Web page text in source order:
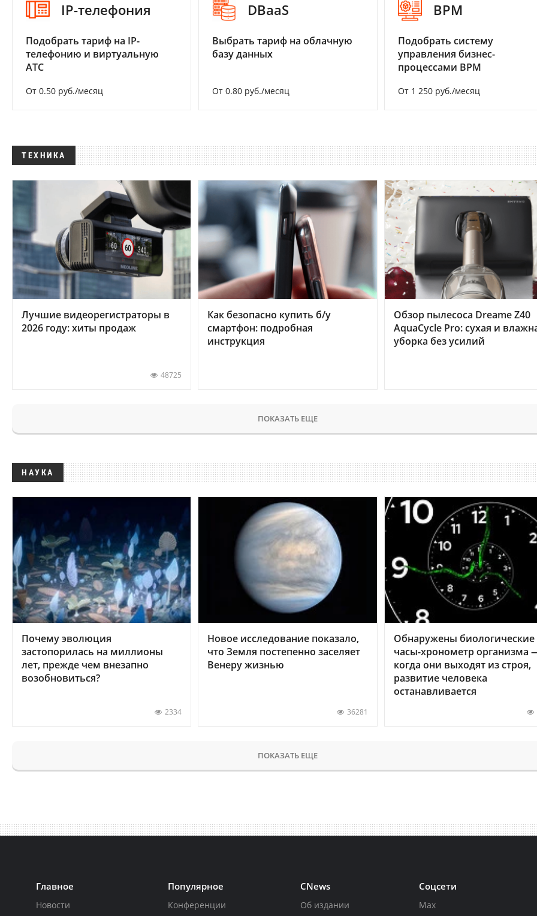
IP-телефония
Подобрать тариф на IP-
телефонию и виртуальную
АТС
От 0.50 руб./месяц
DBaaS
Выбрать тариф на облачную
базу данных
От 0.80 руб./месяц
BPM
Подобрать систему
управления бизнес-
процессами BPM
От 1 250 руб./месяц
ТЕХНИКА
Лучшие видеорегистраторы в
2026 году: хиты продаж
48725
Как безопасно купить б/у
смартфон: подробная
инструкция
Обзор пылесоса Dreame Z40
AquaCycle Pro: сухая и
уборка без усилий
ПОКАЗАТЬ ЕЩЕ
НАУКА
Почему эволюция
застопорилась на миллионы
лет, прежде чем внезапно
возобновиться?
2334
Новое исследование показало,
что Земля постепенно заселяет
Венеру жизнью
36281
Обнаружены биологические
часы-хронометр организма
когда они выходят из строя,
развитие человека
останавливается
ПОКАЗАТЬ ЕЩЕ
Главное
Новости
Популярное
Конференции
CNews
Об издании
Соцсети
Max